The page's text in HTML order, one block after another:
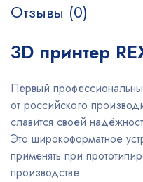
Отзывы (0)
3D принтер
Первый
от российского
славится своей
Это широкоформатное
применять при
производстве.